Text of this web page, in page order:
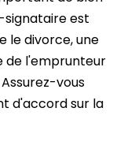
est
le divorce, une
de l'emprunteur
vous
d'accord sur la